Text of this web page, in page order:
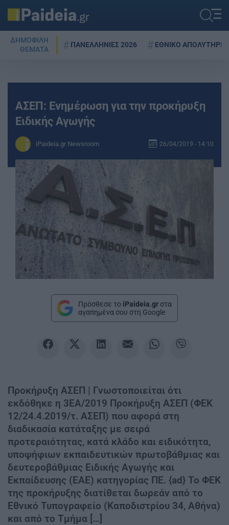
ΔΗΜΟΦΙΛΗ
ΘΕΜΑΤΑ
ΠΑΝΕΛΛΗΝΙΕΣ 2026 ΕΘΝΙΚΟ ΑΠΟΛΥΤΗΡΙΟ
ΑΣΕΠ: Ενημέρωση για την προκήρυξη
Ειδικής Αγωγής
iPaideia.gr Newsroom 26/04/2019 - 14:10
Πρόσθεσε το iPaideia.gr στα
αγαπημένα σου στη Google
Προκήρυξη ΑΣΕΠ | Γνωστοποιείται ότι
εκδόθηκε η 3ΕΑ/2019 Προκήρυξη ΑΣΕΠ (ΦΕΚ
12/24.4.2019/τ. ΑΣΕΠ) που αφορά στη
διαδικασία κατάταξης με σειρά
προτεραιότητας, κατά κλάδο και ειδικότητα,
υποψήφιων εκπαιδευτικών πρωτοβάθμιας και
δευτεροβάθμιας Ειδικής Αγωγής και
Εκπαίδευσης (ΕΑΕ) κατηγορίας ΠΕ. {ad} Το ΦΕΚ
της προκήρυξης διατίθεται δωρεάν από το
Εθνικό Τυπογραφείο (Καποδιστρίου 34, Αθήνα)
και από το Τμήμα […]